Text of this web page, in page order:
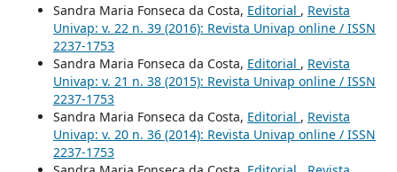
Sandra Maria Fonseca da Costa, Editorial , Revista
Univap: v. 22 n. 39 (2016): Revista Univap online / ISSN
2237-1753
Sandra Maria Fonseca da Costa, Editorial , Revista
Univap: v. 21 n. 38 (2015): Revista Univap online / ISSN
2237-1753
Sandra Maria Fonseca da Costa, Editorial , Revista
Univap: v. 20 n. 36 (2014): Revista Univap online / ISSN
2237-1753